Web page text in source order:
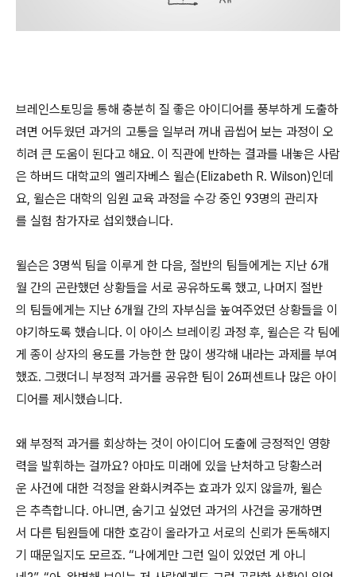
브레인스토밍을 통해 충분히 질 좋은 아이디어를 풍부하게 도출하
려면 어두웠던 과거의 고통을 일부러 꺼내 곱씹어 보는 과정이 오
히려 큰 도움이 된다고 해요. 이 직관에 반하는 결과를 내놓은 사람
은 하버드 대학교의 엘리자베스 윌슨(Elizabeth R. Wilson)인데
요, 윌슨은 대학의 임원 교육 과정을 수강 중인 93명의 관리자
를 실험 참가자로 섭외했습니다.
윌슨은 3명씩 팀을 이루게 한 다음, 절반의 팀들에게는 지난 6개
월 간의 곤란했던 상황들을 서로 공유하도록 했고, 나머지 절반
의 팀들에게는 지난 6개월 간의 자부심을 높여주었던 상황들을 이
야기하도록 했습니다. 이 아이스 브레이킹 과정 후, 윌슨은 각 팀에
게 종이 상자의 용도를 가능한 한 많이 생각해 내라는 과제를 부여
했죠. 그랬더니 부정적 과거를 공유한 팀이 26퍼센트나 많은 아이
디어를 제시했습니다.
왜 부정적 과거를 회상하는 것이 아이디어 도출에 긍정적인 영향
력을 발휘하는 걸까요? 아마도 미래에 있을 난처하고 당황스러
운 사건에 대한 걱정을 완화시켜주는 효과가 있지 않을까, 윌슨
은 추측합니다. 아니면, 숨기고 싶었던 과거의 사건을 공개하면
서 다른 팀원들에 대한 호감이 올라가고 서로의 신뢰가 돈독해지
기 때문일지도 모르죠. “나에게만 그런 일이 있었던 게 아니